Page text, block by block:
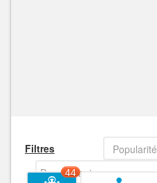
Filtres
Popularité
Decroissant
44